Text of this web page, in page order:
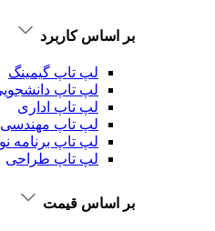
بر اساس کاربرد
لپ تاپ گیمینگ
لپ تاپ
لپ تاپ اداری
لپ تاپ مهندسی
لپ تاپ برنامه
لپ تاپ طراحی
بر اساس قیمت